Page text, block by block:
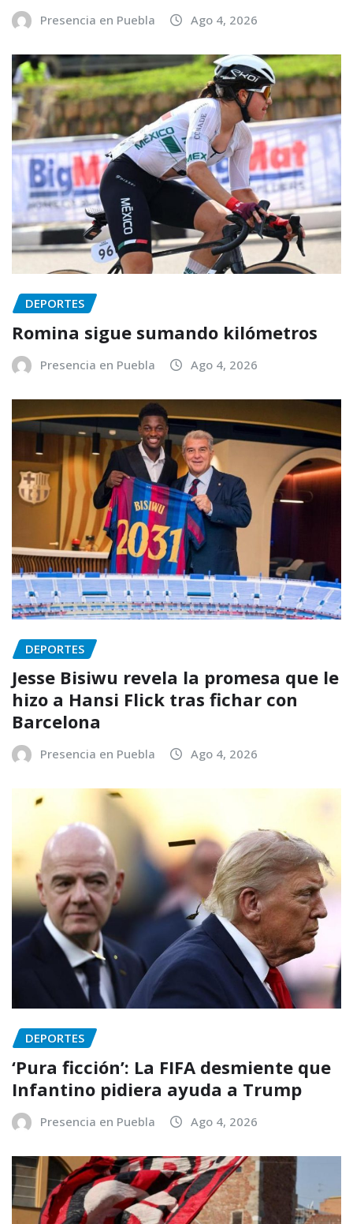
Presencia en Puebla Ago 4, 2026
DEPORTES
Romina sigue sumando kilómetros
Presencia en Puebla Ago 4, 2026
DEPORTES
Jesse Bisiwu revela la promesa que le
hizo a Hansi Flick tras fichar con
Barcelona
Presencia en Puebla Ago 4, 2026
DEPORTES
‘Pura ficción’: La FIFA desmiente que
Infantino pidiera ayuda a Trump
Presencia en Puebla Ago 4, 2026